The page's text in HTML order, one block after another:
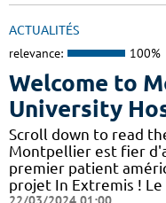
ACTUALITÉS
relevance: 100%
Welcome to
University
Scroll down to read
Montpellier est fier
premier patient
projet In Extremis !